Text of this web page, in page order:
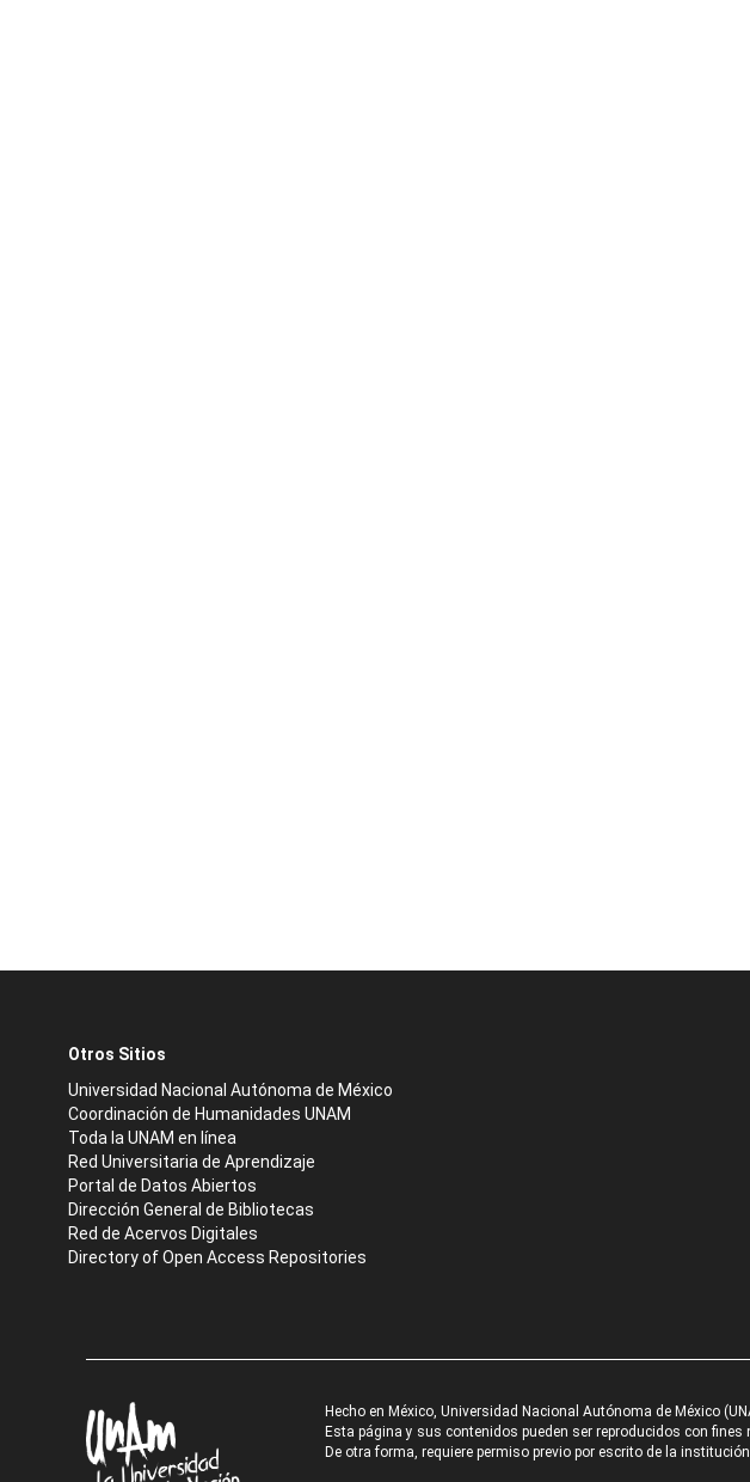
Otros Sitios
Universidad Nacional Autónoma de México
Coordinación de Humanidades UNAM
Toda la UNAM en línea
Red Universitaria de Aprendizaje
Portal de Datos Abiertos
Dirección General de Bibliotecas
Red de Acervos Digitales
Directory of Open Access Repositories
Hecho en México, Universidad Nacional Autónoma de México
Esta página y sus contenidos pueden ser reproducidos con
De otra forma, requiere permiso previo por escrito de la